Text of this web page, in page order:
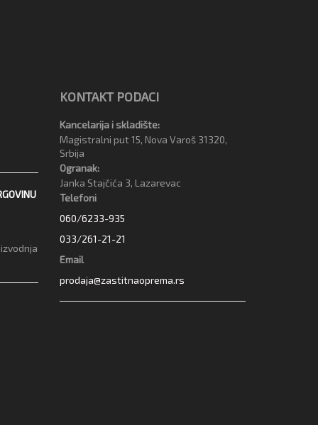
KONTAKT PODACI
Kancelarija i skladište:
Magistralni put 15, Nova Varoš 31320,
Srbija
Ogranak:
Janka Stajčića 3, Lazarevac
Telefoni
060/6233-935
033/261-21-21
Email
prodaja@zastitnaoprema.rs